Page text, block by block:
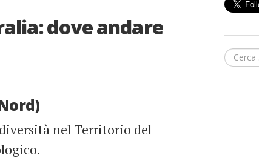
dove andare
nel Territorio del
Cerca